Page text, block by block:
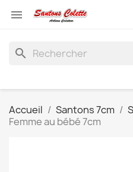

search
Accueil Santons 7cm
Femme au bébé 7cm